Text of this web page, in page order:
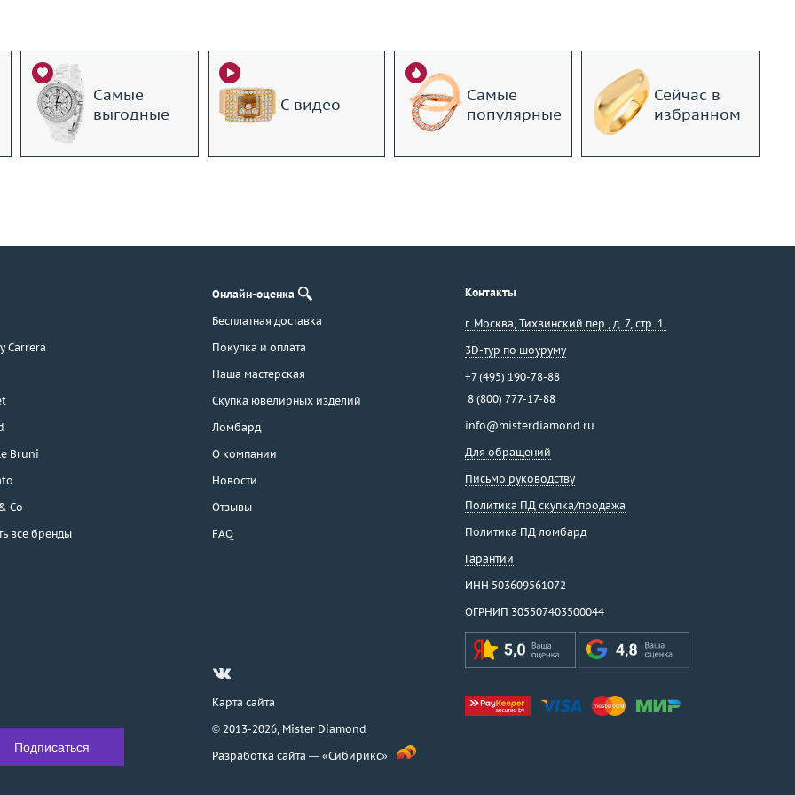
Самые
выгодные
С видео
Самые
популярные
Сейчас в
избранном
Carrera
Bruni
Co
все бренды
Онлайн-оценка
Бесплатная доставка
Покупка и оплата
Наша мастерская
Скупка ювелирных изделий
Ломбард
О компании
Новости
Отзывы
FAQ
Контакты
г. Москва, Тихвинский пер., д. 7, стр. 1.
3D-тур по шоуруму
+7 (495) 190-78-88
8 (800) 777-17-88
info@misterdiamond.ru
Для обращений
Письмо руководству
Политика ПД скупка/продажа
Политика ПД ломбард
Гарантии
ИНН 503609561072
ОГРНИП 305507403500044
Карта сайта
© 2013-2026, Mister Diamond
Разработка сайта — «Сибирикс»